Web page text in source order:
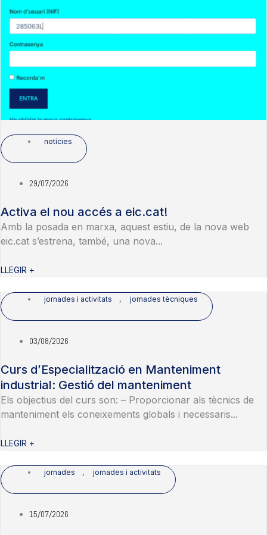
notícies
29/07/2026
Activa el nou accés a eic.cat!
Amb la posada en marxa, aquest estiu, de la nova web
eic.cat s’estrena, també, una nova...
LLEGIR +
jornades i activitats , jornades tècniques
03/08/2026
Curs d’Especialització en Manteniment
industrial: Gestió del manteniment
Els objectius del curs son: – Proporcionar als tècnics de
manteniment els coneixements globals i necessaris...
LLEGIR +
jornades , jornades i activitats
15/07/2026